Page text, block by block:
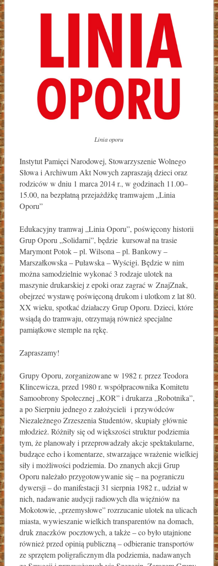
Linia oporu
Instytut Pamięci Narodowej, Stowarzyszenie Wolnego
Słowa i Archiwum Akt Nowych zapraszają dzieci oraz
rodziców w dniu 1 marca 2014 r., w godzinach 11.00–
15.00, na bezpłatną przejażdżkę tramwajem „Linia
Oporu”
Edukacyjny tramwaj „Linia Oporu”, poświęcony historii
Grup Oporu „Solidarni”, będzie kursował na trasie
Marymont Potok – pl. Wilsona – pl. Bankowy –
Marszałkowska – Puławska – Wyścigi. Będzie w nim
można samodzielnie wykonać 3 rodzaje ulotek na
maszynie drukarskiej z epoki oraz zagrać w ZnajZnak,
obejrzeć wystawę poświęconą drukom i ulotkom z lat 80.
XX wieku, spotkać działaczy Grup Oporu. Dzieci, które
wsiądą do tramwaju, otrzymają również specjalne
pamiątkowe stemple na rękę.
Zapraszamy!
Grupy Oporu, zorganizowane w 1982 r. przez Teodora
Klincewicza, przed 1980 r. współpracownika Komitetu
Samoobrony Społecznej „KOR” i drukarza „Robotnika”,
a po Sierpniu jednego z założycieli i przywódców
Niezależnego Zrzeszenia Studentów, skupiały głównie
młodzież. Różniły się od większości struktur podziemia
tym, że planowały i przeprowadzały akcje spektakularne,
budzące echo i komentarze, stwarzające wrażenie wielkiej
siły i możliwości podziemia. Do znanych akcji Grup
Oporu należało przygotowywanie się – na pograniczu
dywersji – do manifestacji 31 sierpnia 1982 r., udział w
nich, nadawanie audycji radiowych dla więźniów na
Mokotowie, „przemysłowe” rozrzucanie ulotek na ulicach
miasta, wywieszanie wielkich transparentów na domach,
druk znaczków pocztowych, a także – co było utajnione
również przed opinią publiczną – odbieranie transportów
ze sprzętem poligraficznym dla podziemia, nadawanych